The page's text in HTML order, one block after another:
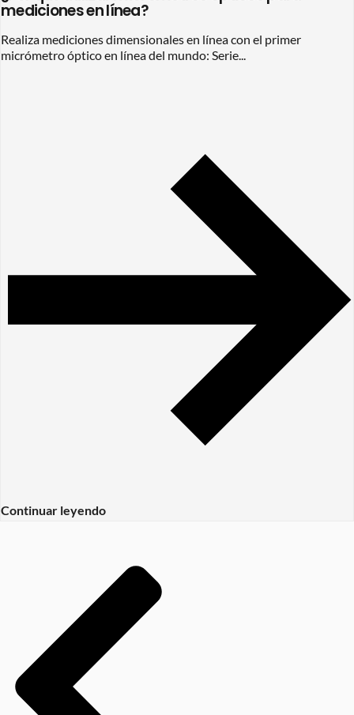
mediciones en línea?
Realiza mediciones dimensionales en línea con el primer
micrómetro óptico en línea del mundo: Serie...
Continuar leyendo